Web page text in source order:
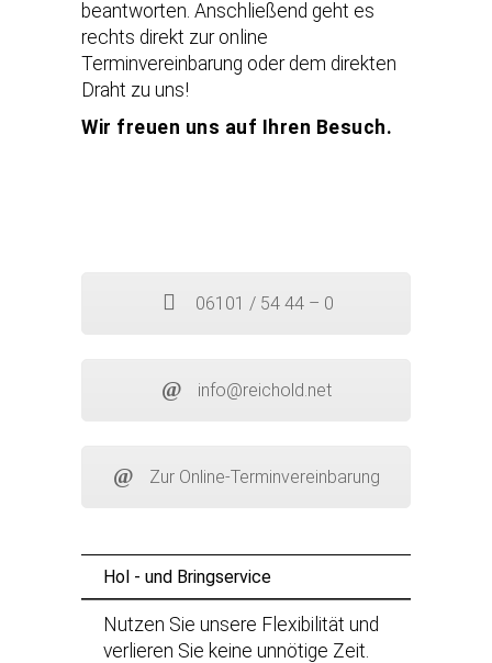
beantworten. Anschließend geht es
rechts direkt zur online
Terminvereinbarung oder dem direkten
Draht zu uns!
Wir freuen uns auf Ihren Besuch.
06101 / 54 44 – 0
info@reichold.net
Zur Online-Terminvereinbarung
Hol - und Bringservice
Nutzen Sie unsere Flexibilität und
verlieren Sie keine unnötige Zeit.